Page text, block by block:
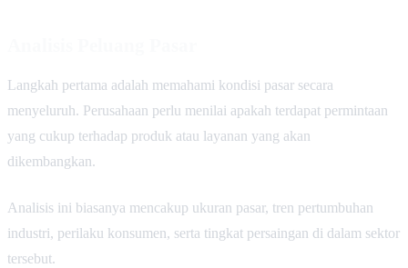
Langkah pertama adalah memahami kondisi pasar secara
menyeluruh. Perusahaan perlu menilai apakah terdapat permintaan
yang cukup terhadap produk atau layanan yang akan
dikembangkan.
Analisis ini biasanya mencakup ukuran pasar, tren pertumbuhan
industri, perilaku konsumen, serta tingkat persaingan di dalam sektor
tersebut.